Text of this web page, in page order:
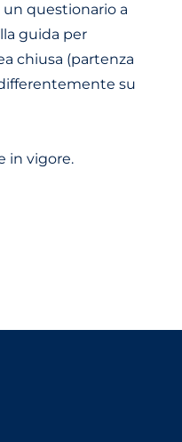
questionario a
guida per
chiusa (partenza
su
in vigore.